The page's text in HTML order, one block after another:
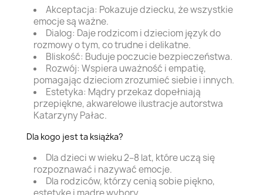
Akceptacja: Pokazuje dziecku, że wszystkie
emocje są ważne.
Dialog: Daje rodzicom i dzieciom język do
rozmowy o tym, co trudne i delikatne.
Bliskość: Buduje poczucie bezpieczeństwa.
Rozwój: Wspiera uważność i empatię,
pomagając dzieciom zrozumieć siebie i innych.
Estetyka: Mądry przekaz dopełniają
przepiękne, akwarelowe ilustracje autorstwa
Katarzyny Pałac.
Dla kogo jest ta książka?
Dla dzieci w wieku 2–8 lat, które uczą się
rozpoznawać i nazywać emocje.
Dla rodziców, którzy cenią sobie piękno,